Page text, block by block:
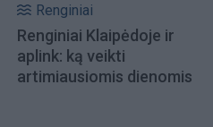
Renginiai
Renginiai Klaipėdoje ir
aplink: ką veikti
artimiausiomis dienomis